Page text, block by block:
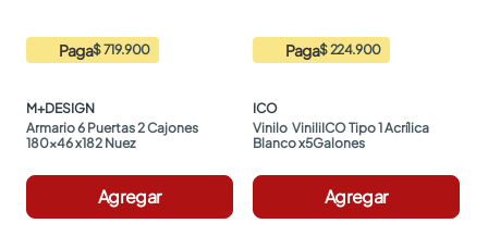
Paga$ 719.900
M+DESIGN
Armario 6 Puertas 2 Cajones
180x46 x182 Nuez
Agregar
Paga$ 224.900
ICO
Vinilo  ViniliICO Tipo 1 Acrílica
Blanco x5Galones
Agregar